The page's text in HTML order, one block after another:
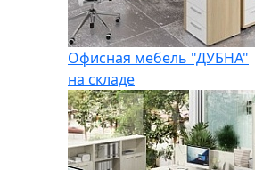
Офисная мебель "ДУБНА"
на складе